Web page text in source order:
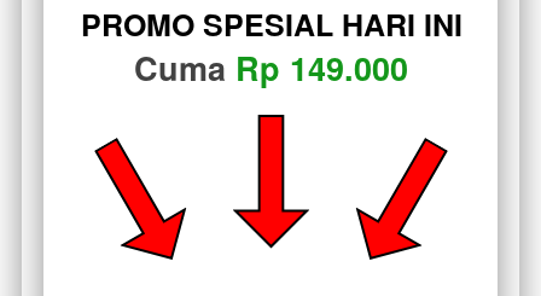
PROMO SPESIAL HARI INI
Cuma Rp 149.000